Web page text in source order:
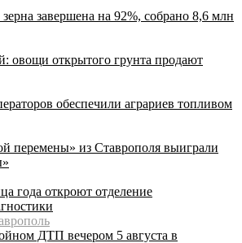
завершена на 92%, собрано 8,6 млн
овощи открытого грунта продают
обеспечили аграриев топливом
перемены» из Ставрополя выиграли
года откроют отделение
ДТП вечером 5 августа в